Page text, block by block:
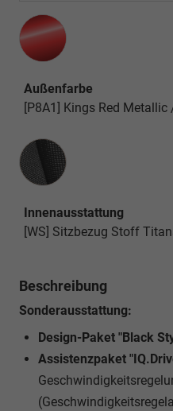
Außenfarbe
[P8A1] Kings Red
Innenausstattung
Innenausstattung
[WS] Sitzbezug Stoff
Beschreibung
Sonderausstattung:
Design-Paket "Black
Assistenzpaket